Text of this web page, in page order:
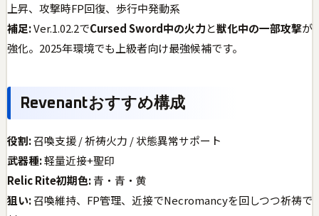
上昇、攻撃時FP回復、歩行中発動系
補足:Ver.1.02.2でCursed Sword中の火力と獣化中の一部攻撃が
強化。2025年環境でも上級者向け最強候補です。
Revenantおすすめ構成
役割:召喚支援 / 祈祷火力 / 状態異常サポート
武器種:軽量近接+聖印
Relic Rite初期色:青・青・黄
狙い:召喚維持、FP管理、近接でNecromancyを回しつつ祈祷で